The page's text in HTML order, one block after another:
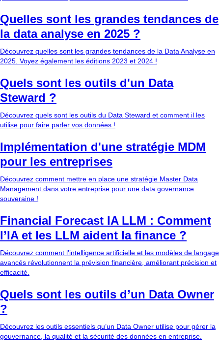
Quelles sont les grandes tendances de
la data analyse en 2025 ?
Découvrez quelles sont les grandes tendances de la Data Analyse en
2025. Voyez également les éditions 2023 et 2024 !
Quels sont les outils d'un Data
Steward ?
Découvrez quels sont les outils du Data Steward et comment il les
utilise pour faire parler vos données !
Implémentation d'une stratégie MDM
pour les entreprises
Découvrez comment mettre en place une stratégie Master Data
Management dans votre entreprise pour une data governance
souveraine !
Financial Forecast IA LLM : Comment
l’IA et les LLM aident la finance ?
Découvrez comment l'intelligence artificielle et les modèles de langage
avancés révolutionnent la prévision financière, améliorant précision et
efficacité.
Quels sont les outils d’un Data Owner
?
Découvrez les outils essentiels qu’un Data Owner utilise pour gérer la
gouvernance, la qualité et la sécurité des données en entreprise.